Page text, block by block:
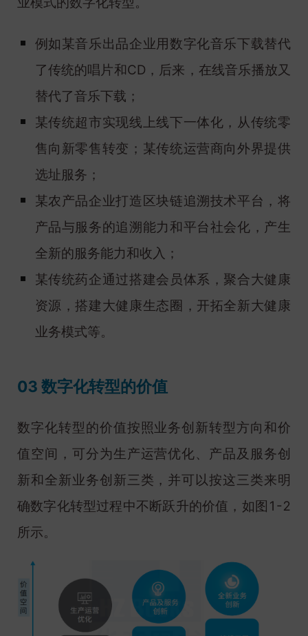
例如某音乐出品企业用数字化音乐下载替代
了传统的唱片和CD，后来，在线音乐播放又
替代了音乐下载；
某传统超市实现线上线下一体化，从传统零
售向新零售转变；某传统运营商向外界提供
选址服务；
某农产品企业打造区块链追溯技术平台，将
产品与服务的追溯能力和平台社会化，产生
全新的服务能力和收入；
某传统药企通过搭建会员体系，聚合大健康
资源，搭建大健康生态圈，开拓全新大健康
业务模式等。
03 数字化转型的价值
数字化转型的价值按照业务创新转型方向和价
值空间，可分为生产运营优化、产品及服务创
新和全新业务创新三类，并可以按这三类来明
确数字化转型过程中不断跃升的价值，如图1-2
所示。